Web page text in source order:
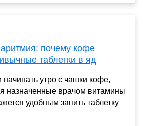
почему кофе
таблетки в яд
утро с чашки кофе,
назначенные врачом витамины
удобным запить таблетку